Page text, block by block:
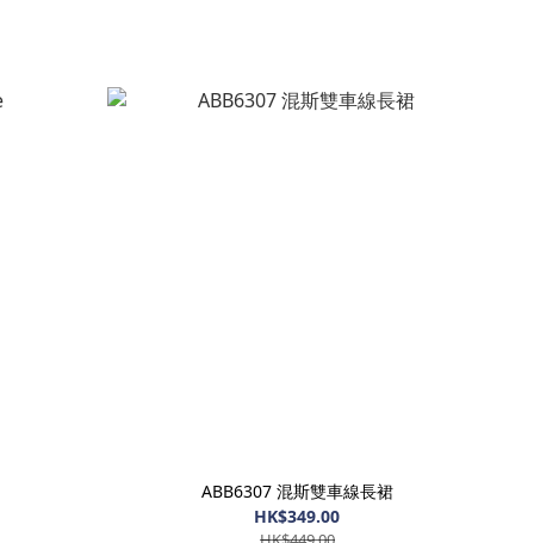
ABB6307 混斯雙車線長裙
HK$349.00